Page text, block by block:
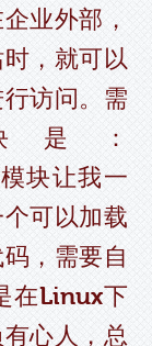
业外部，
，就可以
访问。需
是：
块让我一
可以加载
，需要自
在Linux下
心人，总